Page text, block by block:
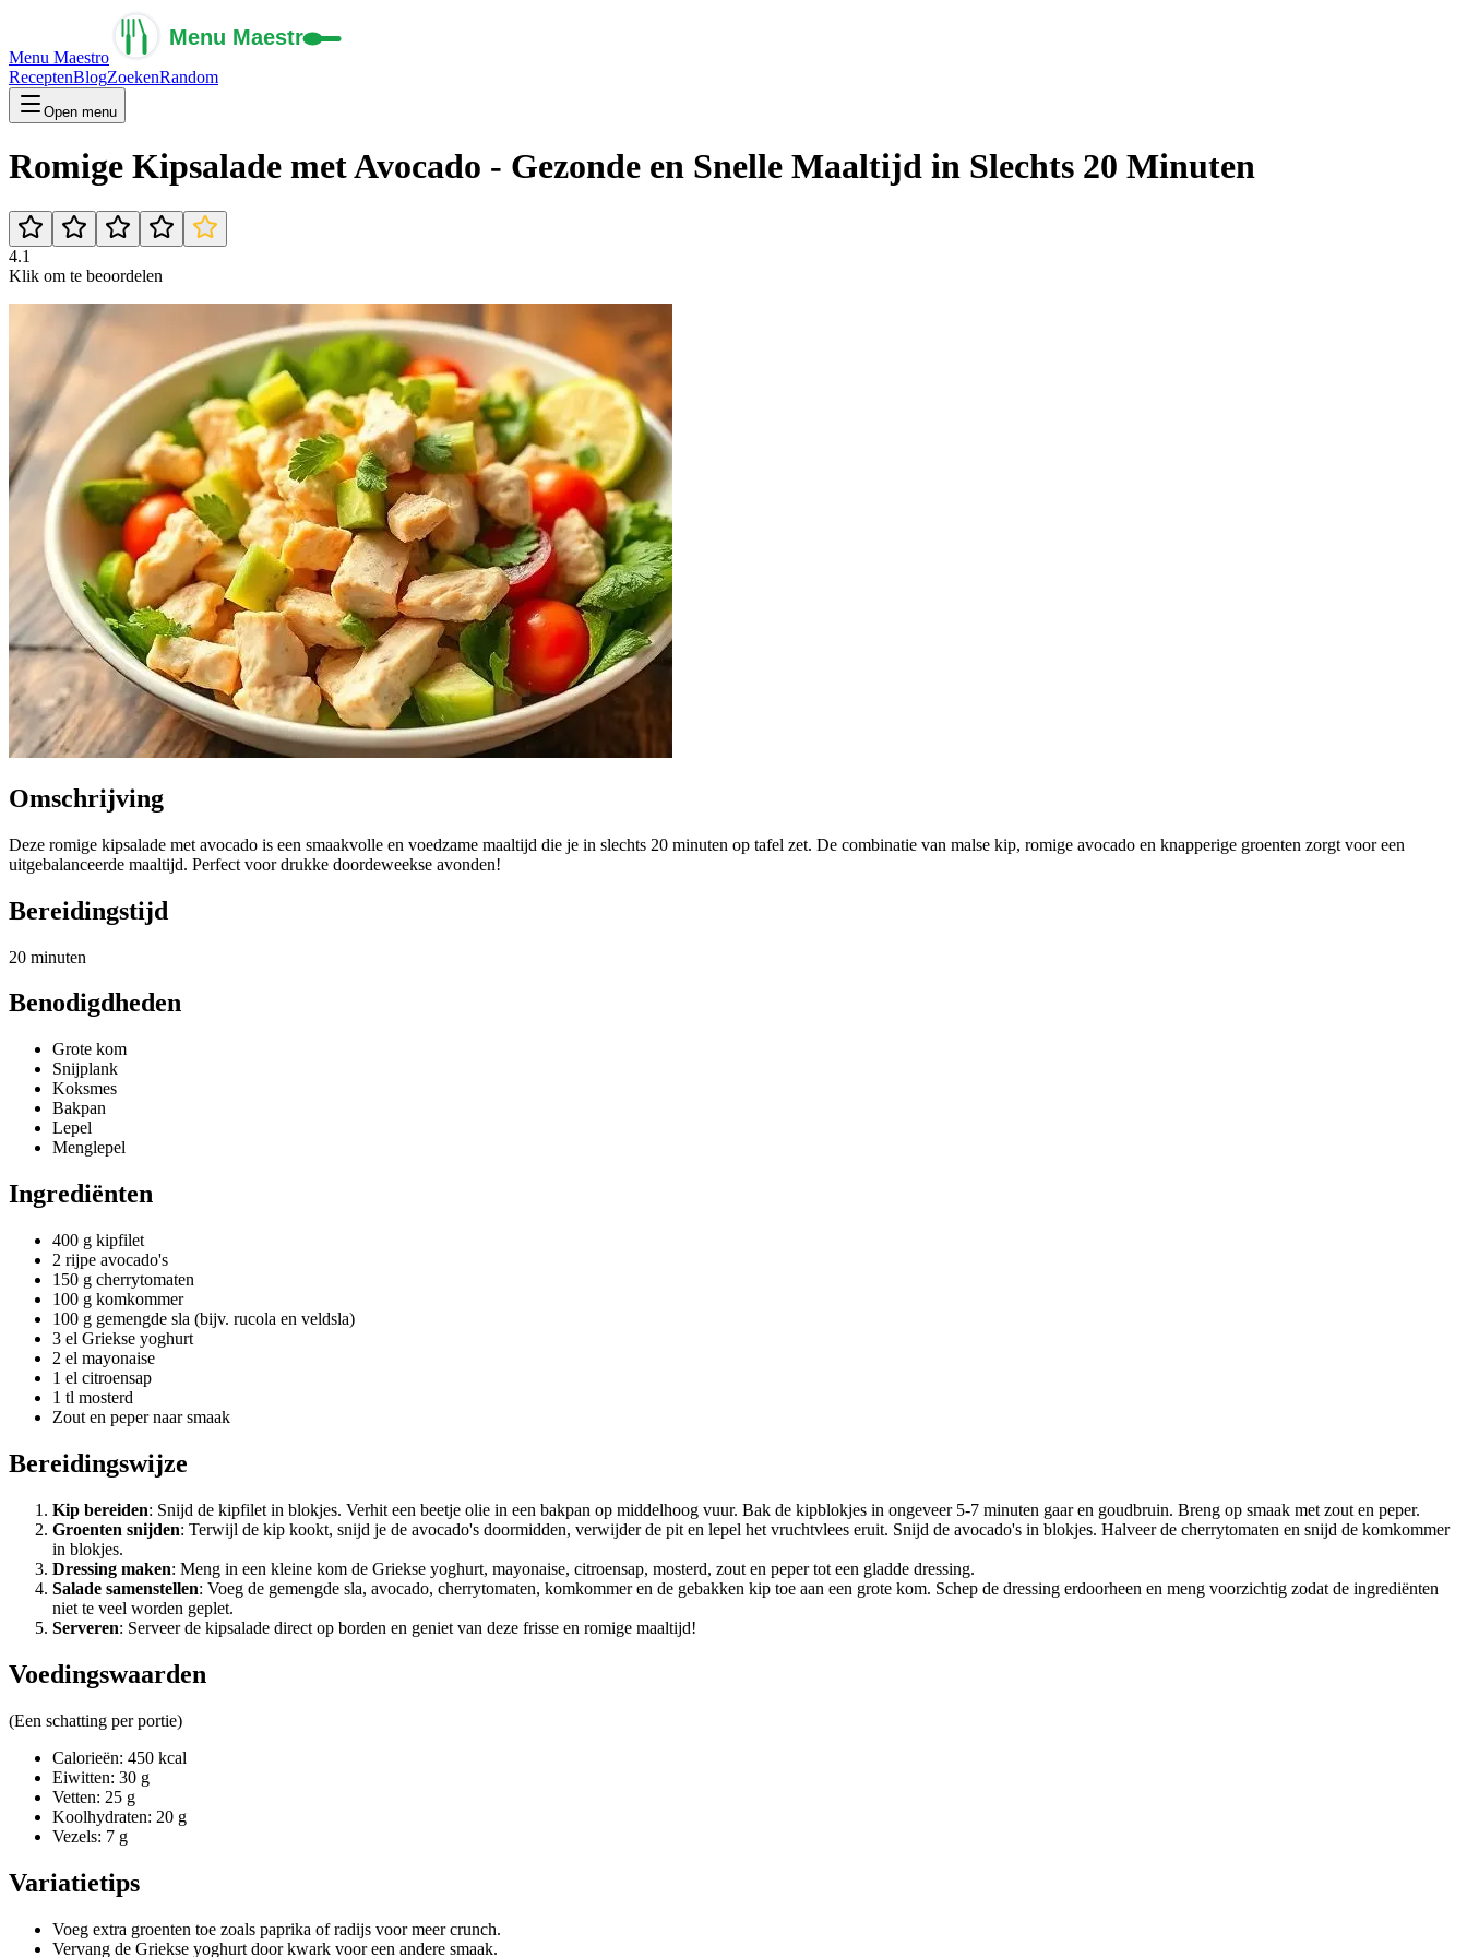
Menu Maestro
ReceptenBlogZoekenRandom
Open menu
Romige Kipsalade met Avocado - Gezonde en Snelle Maaltijd in Slechts 20 Minuten
4.1
Klik om te beoordelen
Omschrijving
Deze romige kipsalade met avocado is een smaakvolle en voedzame maaltijd die je in slechts 20 minuten op tafel zet. De combinatie van malse kip, romige avocado en knapperige groenten zorgt voor een
uitgebalanceerde maaltijd. Perfect voor drukke doordeweekse avonden!
Bereidingstijd
20 minuten
Benodigdheden
Grote kom
Snijplank
Koksmes
Bakpan
Lepel
Menglepel
Ingrediënten
400 g kipfilet
2 rijpe avocado's
150 g cherrytomaten
100 g komkommer
100 g gemengde sla (bijv. rucola en veldsla)
3 el Griekse yoghurt
2 el mayonaise
1 el citroensap
1 tl mosterd
Zout en peper naar smaak
Bereidingswijze
Kip bereiden: Snijd de kipfilet in blokjes. Verhit een beetje olie in een bakpan op middelhoog vuur. Bak de kipblokjes in ongeveer 5-7 minuten gaar en goudbruin. Breng op smaak met zout en peper.
Groenten snijden: Terwijl de kip kookt, snijd je de avocado's doormidden, verwijder de pit en lepel het vruchtvlees eruit. Snijd de avocado's in blokjes. Halveer de cherrytomaten en snijd de komkommer
in blokjes.
Dressing maken: Meng in een kleine kom de Griekse yoghurt, mayonaise, citroensap, mosterd, zout en peper tot een gladde dressing.
Salade samenstellen: Voeg de gemengde sla, avocado, cherrytomaten, komkommer en de gebakken kip toe aan een grote kom. Schep de dressing erdoorheen en meng voorzichtig zodat de ingrediënten
niet te veel worden geplet.
Serveren: Serveer de kipsalade direct op borden en geniet van deze frisse en romige maaltijd!
Voedingswaarden
(Een schatting per portie)
Calorieën: 450 kcal
Eiwitten: 30 g
Vetten: 25 g
Koolhydraten: 20 g
Vezels: 7 g
Variatietips
Voeg extra groenten toe zoals paprika of radijs voor meer crunch.
Vervang de Griekse yoghurt door kwark voor een andere smaak.